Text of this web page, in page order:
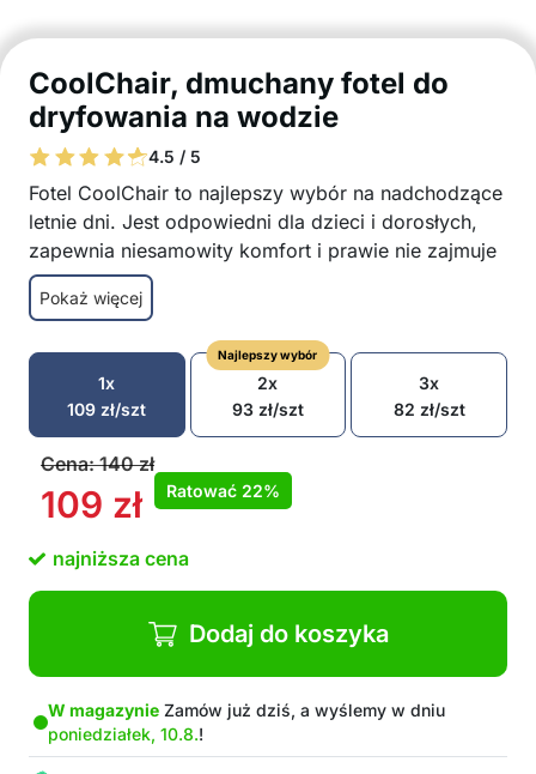
CoolChair, dmuchany fotel do
dryfowania na wodzie
4.5 / 5
Fotel CoolChair to najlepszy wybór na nadchodzące
letnie dni. Jest odpowiedni dla dzieci i dorosłych,
zapewnia niesamowity komfort i prawie nie zajmuje
miejsca. Dzięki wygodnym poduszkom na ramiona,
plecy i szyję będziesz chciał siedzieć w tym
niesamowitym fotelu przez cały dzień.
Niezwykle wygodny fotel
Odpowiedni dla dzieci i dorosłych
Wykonany z trwałych materiałów
Ergonomiczny kształt
Szybkie suszenie
Zajmuje mało miejsca
na wodzie
Pokaż więcej
1x
109 zł/szt
Najlepszy wybór
2x
93 zł/szt
3x
82 zł/szt
Cena:140zł
109 zł Ratować 22%
najniższa cena
Dodaj do koszyka
W magazynie Zamów już dziś, a wyślemy w dniu
poniedziałek, 10.8.!